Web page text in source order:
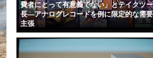
費者にとって有意義でない」とテイクツ
長―アナログレコードを例に限定的な需
主張